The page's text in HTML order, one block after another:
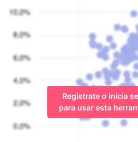
Regístrate o inicia
para usar esta